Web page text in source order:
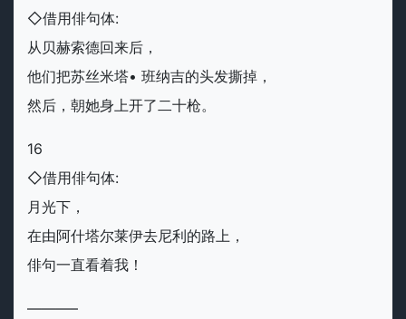
◇借用俳句体:
从贝赫索德回来后，
他们把苏丝米塔• 班纳吉的头发撕掉，
然后，朝她身上开了二十枪。
16
◇借用俳句体:
月光下，
在由阿什塔尔莱伊去尼利的路上，
俳句一直看着我！
———–